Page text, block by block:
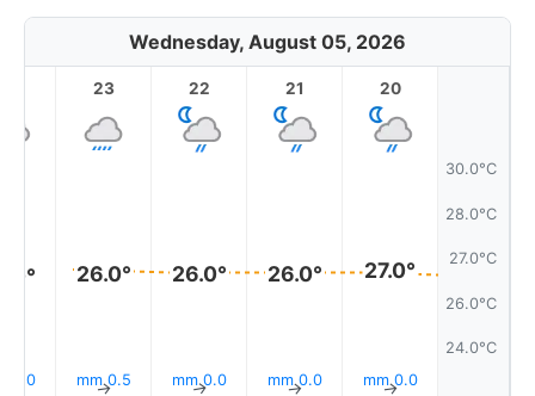
Wednesday, August 05, 2026
30.0°C
28.0°C
27.0°C
26.0°C
24.0°C
20
27.0°
0.0 mm
↑
21
26.0°
0.0 mm
↑
22
26.0°
0.0 mm
↑
23
26.0°
0.5 mm
↑
0.0 mm